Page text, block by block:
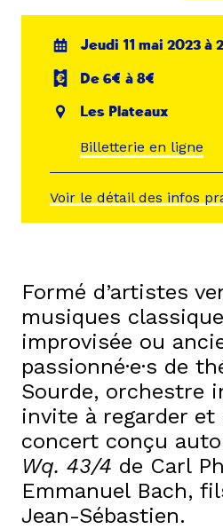
Jeudi 11 mai 2023 à
De 6€ à 8€
Les Plateaux
Billetterie en ligne
Voir le détail des infos
Formé d’artistes
musiques
improvisée ou
passionné·e·s de
Sourde, orchestre
invite à regarder et
concert conçu
Wq. 43/4 de Carl
Emmanuel Bach,
Jean-Sébastien.